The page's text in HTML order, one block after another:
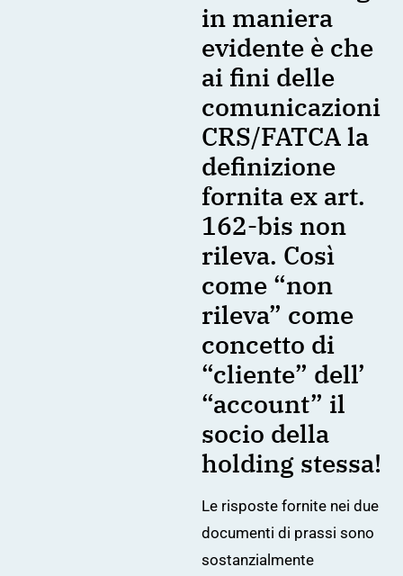
in maniera
evidente è che
ai fini delle
comunicazioni
CRS/FATCA la
definizione
fornita ex art.
162-bis non
rileva. Così
come “non
rileva” come
concetto di
“cliente” dell’
“account” il
socio della
holding stessa!
Le risposte fornite nei due
documenti di prassi sono
sostanzialmente